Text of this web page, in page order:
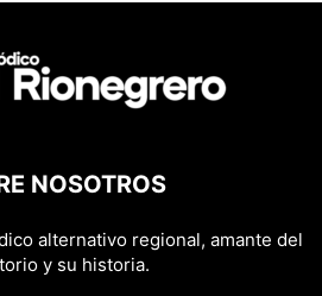
NOSOTROS
alternativo regional, amante del
y su historia.